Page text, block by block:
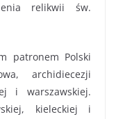
relikwii św.
patronem Polski
archidiecezji
i warszawskiej.
kieleckiej i